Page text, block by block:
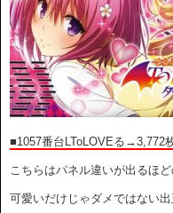
■1057番台LToLOVEる→3,772
こちらはパネル違いが出るほ
可愛いだけじゃダメではない出